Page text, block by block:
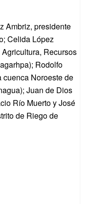
Ambriz, presidente
Celida López
Recursos
Rodolfo
cuenca Noroeste de
Juan de Dios
Río Muerto y José
de Riego de